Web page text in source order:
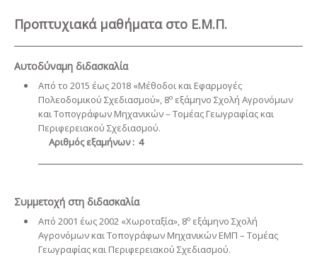
Προπτυχιακά μαθήματα στο Ε.Μ.Π.
Αυτοδύναμη διδασκαλία
Από το 2015 έως 2018 «Μέθοδοι και Εφαρμογές
Πολεοδομικού Σχεδιασμού», 8ο εξάμηνο Σχολή Αγρονόμων
και Τοπογράφων Μηχανικών – Τομέας Γεωγραφίας και
Περιφερειακού Σχεδιασμού.
Αριθμός εξαμήνων : 4
Συμμετοχή στη διδασκαλία
Από 2001 έως 2002 «Χωροταξία», 8ο εξάμηνο Σχολή
Αγρονόμων και Τοπογράφων Μηχανικών ΕΜΠ – Τομέας
Γεωγραφίας και Περιφερειακού Σχεδιασμού.